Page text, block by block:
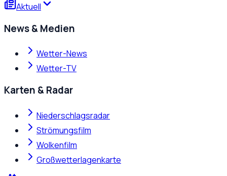
Aktuell
News & Medien
Wetter-News
Wetter-TV
Karten & Radar
Niederschlagsradar
Strömungsfilm
Wolkenfilm
Großwetterlagenkarte